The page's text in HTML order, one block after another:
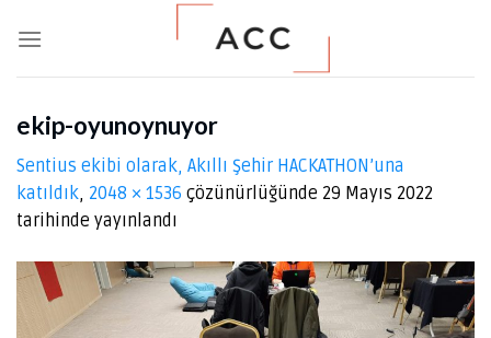
ekip-oyunoynuyor
Sentius ekibi olarak, Akıllı Şehir HACKATHON’una
katıldık, 2048 × 1536 çözünürlüğünde 29 Mayıs 2022
tarihinde yayınlandı